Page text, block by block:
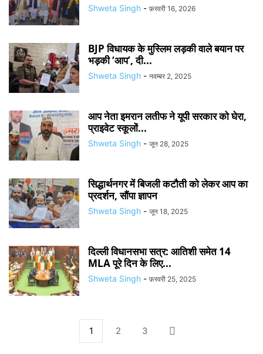
Shweta Singh - फ़रवरी 16, 2026
BJP विधायक के मुस्लिम लड़की वाले बयान पर
भड़की ‘आप’, दी...
Shweta Singh - नवम्बर 2, 2025
आप नेता इमरान लतीफ ने यूपी सरकार को घेरा,
प्राइवेट स्कूलों...
Shweta Singh - जून 28, 2025
सिद्धार्थनगर में बिजली कटौती को लेकर आप का
प्रदर्शन, सौंपा ज्ञापन
Shweta Singh - जून 18, 2025
दिल्ली विधानसभा सत्र: आतिशी समेत 14
MLA पूरे दिन के लिए...
Shweta Singh - फ़रवरी 25, 2025
1 2 3